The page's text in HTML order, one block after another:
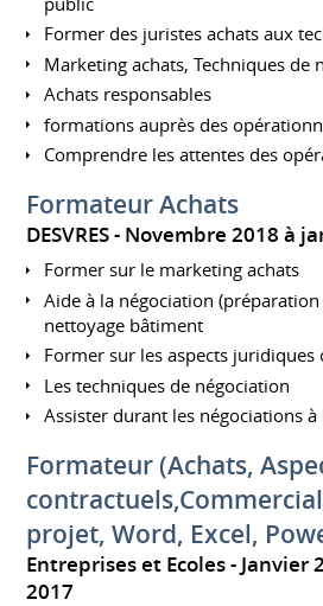
Former des juristes achats aux
Marketing achats, Techniques de
Achats responsables
formations auprès des
Comprendre les attentes des
Formateur Achats
DESVRES Novembre 2018 à
Former sur le marketing achats
Aide à la négociation
nettoyage bâtiment
Former sur les aspects juridiques
Les techniques de négociation
Assister durant les négociations
Formateur (Achats,
projet, Word, Excel,
Entreprises et Ecoles
Janvier
2017